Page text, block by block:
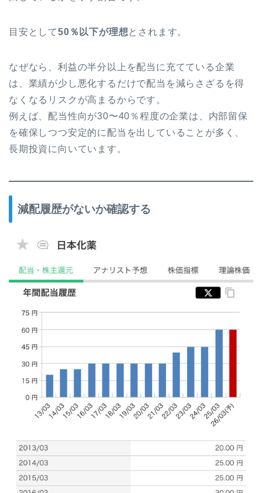
目安として50％以下が理想とされます。
なぜなら、利益の半分以上を配当に充てている企業
は、業績が少し悪化するだけで配当を減らさざるを得
なくなるリスクが高まるからです。
例えば、配当性向が30〜40％程度の企業は、内部留保
を確保しつつ安定的に配当を出していることが多く、
長期投資に向いています。
減配履歴がないか確認する